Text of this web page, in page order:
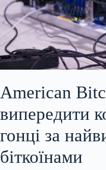
American
випередити
гонці за
біткоїнами